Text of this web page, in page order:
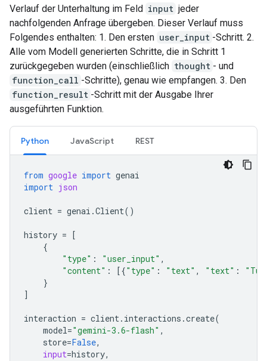
Verlauf der Unterhaltung im Feld input jeder
nachfolgenden Anfrage übergeben. Dieser Verlauf muss
Folgendes enthalten: 1. Den ersten user_input -Schritt. 2.
Alle vom Modell generierten Schritte, die in Schritt 1
zurückgegeben wurden (einschließlich thought - und
function_call -Schritte), genau wie empfangen. 3. Den
function_result -Schritt mit der Ausgabe Ihrer
ausgeführten Funktion.
Python JavaScript REST
from google import genai
import json
client = genai .Client()
history =
[
{
"type" : "user_input" ,
"content" : [{"type" : "text" , "text" :
}
]
interaction = client. interactions .create(
model="gemini-3.6-flash" ,
store=False,
input=history,